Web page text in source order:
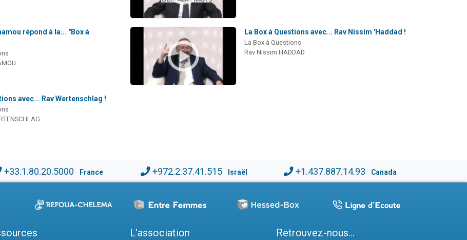
répond à la... "Box à
La Box à Questions avec... Rav Nissim 'Haddad !
La Box à Questions
Rav Nissim HADDAD
avec... Rav Wertenschlag !
+33.1.80.20.5000 France +972.2.37.41.515 Israël +1.437.887.14.93 Canada
L'association Retrouvez-nous...